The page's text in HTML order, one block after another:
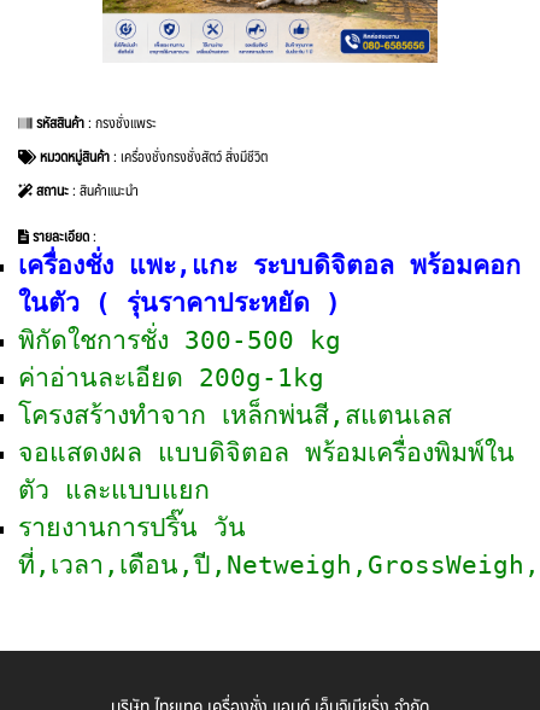
รหัสสินค้า: กรงชั่งแพระ
หมวดหมู่สินค้า: เครื่องชั่งกรงชั่งสัตว์ สิ่งมีชีวิต
สถานะ: สินค้าแนะนำ
รายละเอียด:
เครื่องชั่ง แพะ,แกะ ระบบดิจิตอล พร้อมคอก
ในตัว ( รุ่นราคาประหยัด )
พิกัดใชการชั่ง 300-500 kg
ค่าอ่านละเอียด 200g-1kg
โครงสร้างทำจาก เหล็กพ่นสี,สแตนเลส
จอแสดงผล แบบดิจิตอล พร้อมเครื่องพิมพ์ใน
ตัว และแบบแยก
รายงานการปริ๊น วัน
ที่,เวลา,เดือน,ปี